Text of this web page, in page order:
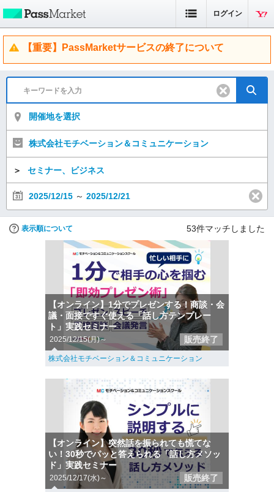
ログイン
【重要】PassMarketサービスの終了について
開催地を選択
株式会社モチベーション＆コミュニケーション
＞ セミナー、ビジネス
2025/12/15 ～ 2025/12/21
表示順について 53件マッチしました
【オンライン】1分でプレゼンする！商談・会
議・面接ですぐ使える「話し方テンプレー
ト」実践セミナー
2025/12/15(月)～ 販売終了
株式会社モチベーション＆コミュニケーション
【オンライン】突然話を振られても慌てな
い！30秒でパッと答えられる「話し方メソッ
ド」実践セミナー
2025/12/17(水)～ 販売終了